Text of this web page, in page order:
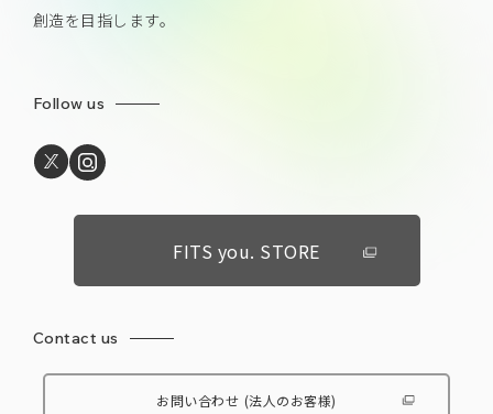
創造を目指します。
Follow us
FITS you. STORE
Contact us
お問い合わせ (法人のお客様)